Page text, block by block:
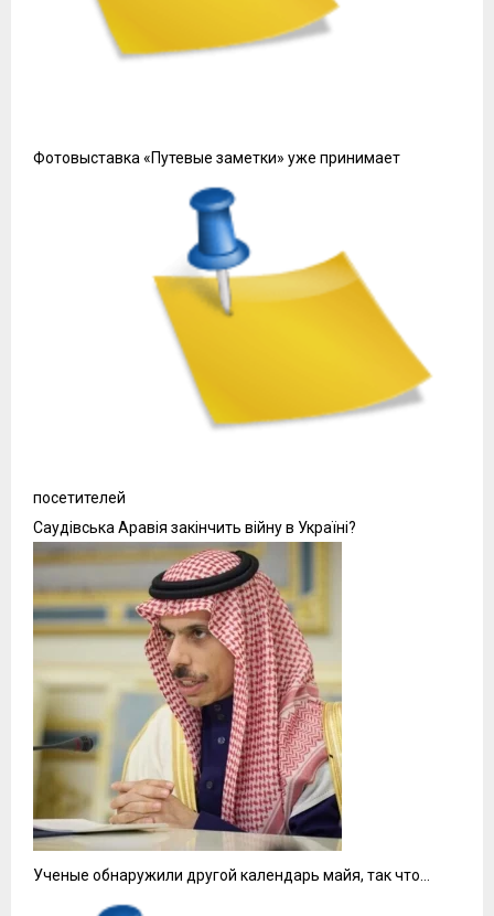
Фотовыставка «Путевые заметки» уже принимает
посетителей
Саудівська Аравія закінчить війну в Україні?
Ученые обнаружили другой календарь майя, так что…